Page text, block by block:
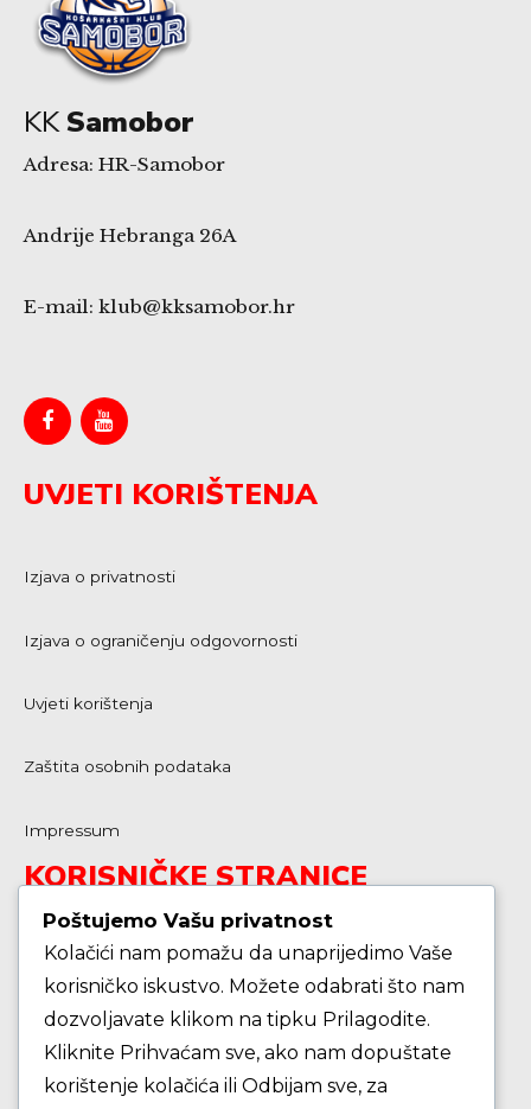
KKSamobor
Adresa: HR-Samobor
Andrije Hebranga 26A
E-mail: klub@kksamobor.hr
UVJETI KORIŠTENJA
Izjava o privatnosti
Izjava o ograničenju odgovornosti
Uvjeti korištenja
Zaštita osobnih podataka
Impressum
KORISNIČKE STRANICE
Škola košarke
Zašto je dobro upisati dijete na košarku?
Pravila i igralište
Poštujemo Vašu privatnost
Kolačići nam pomažu da unaprijedimo Vaše
korisničko iskustvo. Možete odabrati što nam
dozvoljavate klikom na tipku Prilagodite.
Kliknite Prihvaćam sve, ako nam dopuštate
korištenje kolačića ili Odbijam sve, za